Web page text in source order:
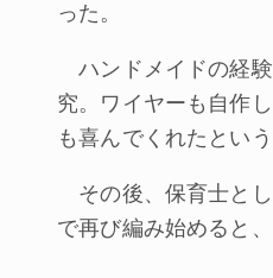
った。
ハンドメイドの経
究。ワイヤーも自作
も喜んでくれたという
その後、保育士と
で再び編み始めると